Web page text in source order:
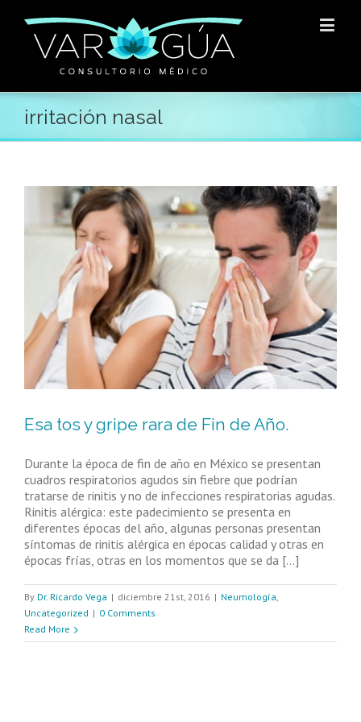
irritación nasal
Esa tos y gripe rara de Fin de Año.
Durante la época de fin de año en México se presentan
cuadros respiratorios agudos sin fiebre que podrían
tratarse de rinitis y no de infecciones respiratorias agudas.
Rinitis alérgica: este padecimiento se presenta en
diferentes épocas del año, algunas personas presentan
síntomas de rinitis alérgica en épocas calidad y otras en
épocas frías, otras en los momentos que se da [...]
By Dr. Ricardo Vega | diciembre 21st, 2016 | Neumología
Uncategorized | 0 Comments
Read More